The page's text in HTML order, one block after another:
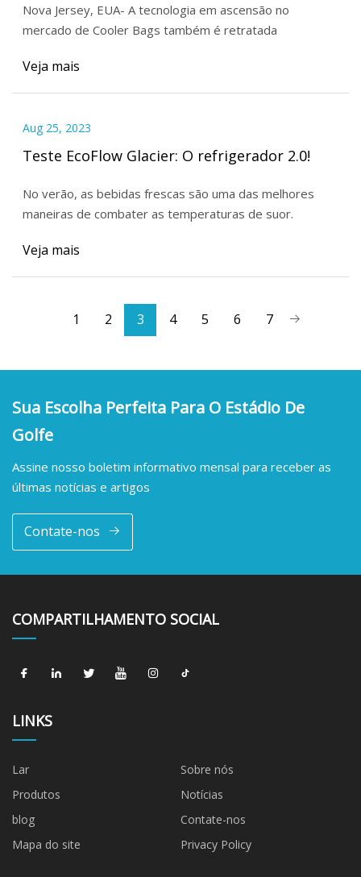
Nova Jersey, EUA- A tecnologia em ascensão no
mercado de Cooler Bags também é retratada
Veja mais
Aug 25, 2023
Teste EcoFlow Glacier: O refrigerador 2.0!
No verão, as bebidas frescas são uma das melhores
maneiras de combater as temperaturas de suor.
Veja mais
1 2 3 4 5 6 7
Sua Escolha Perfeita Para O Estádio De
Golfe
Assine nosso boletim informativo mensal para receber as
últimas notícias e artigos
Contate-nos
COMPARTILHAMENTO SOCIAL
LINKS
Lar
Sobre nós
Produtos
Notícias
blog
Contate-nos
Mapa do site
Privacy Policy